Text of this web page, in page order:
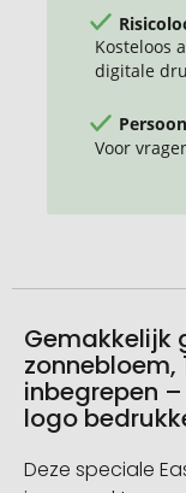
Kosteloos
digitale
Voor
Gemakkelijk
inbegrepen
logo
Deze speciale